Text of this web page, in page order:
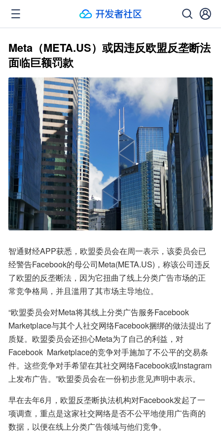
Meta（META.US）或因违反欧盟反垄断法
面临巨额罚款
智通财经APP获悉，欧盟委员会在周一表示，该委员会已
经警告Facebook的母公司Meta(META.US)，称该公司违反
了欧盟的反垄断法，因为它扭曲了线上分类广告市场的正
常竞争格局，并且滥用了其市场主导地位。
“欧盟委员会对Meta将其线上分类广告服务Facebook
Marketplace与其个人社交网络Facebook捆绑的做法提出了
质疑。欧盟委员会还担心Meta为了自己的利益，对
Facebook  Marketplace的竞争对手施加了不公平的交易条
件。这些竞争对手希望在其社交网络Facebook或Instagram
上发布广告。”欧盟委员会在一份初步意见声明中表示。
早在去年6月，欧盟反垄断执法机构对Facebook发起了一
项调查，重点是这家社交网络是否不公平地使用广告商的
数据，以便在线上分类广告领域与他们竞争。